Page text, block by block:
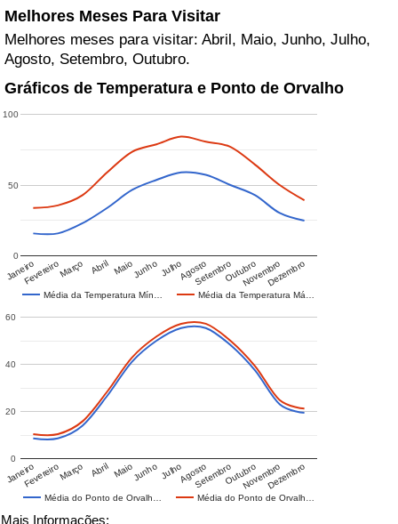
Melhores Meses Para Visitar
Melhores meses para visitar: Abril, Maio, Junho, Julho,
Agosto, Setembro, Outubro.
Gráficos de Temperatura e Ponto de Orvalho
Média da Temperatura Mín… Média da Temperatura Má…
JaneiroFevereiroMarço Abril MaioJunho JulhoAgostoSetembroOutubroNovembroDezembro
0
50
100
Média do Ponto de Orvalh… Média do Ponto de Orvalh…
JaneiroFevereiroMarço Abril MaioJunho JulhoAgostoSetembroOutubroNovembroDezembro
0
20
40
60
Mais Informações: